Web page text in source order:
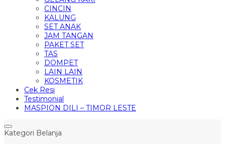
CINCIN
KALUNG
SET ANAK
JAM TANGAN
PAKET SET
TAS
DOMPET
LAIN LAIN
KOSMETIK
Cek Resi
Testimonial
MASPION DILI – TIMOR LESTE
Kategori Belanja